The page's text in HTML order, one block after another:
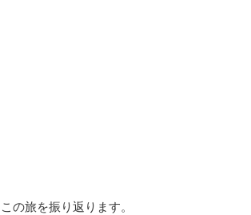
の旅を振り返ります。